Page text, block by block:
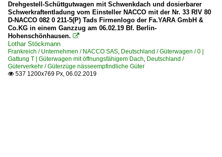
Drehgestell-Schüttgutwagen mit Schwenkdach und dosierbarer
Schwerkraftentladung vom Einsteller NACCO mit der Nr. 33 RIV 80
D-NACCO 082 0 211-5(P) Tads Firmenlogo der Fa.YARA GmbH &
Co.KG in einem Ganzzug am 06.02.19 Bf. Berlin-
Hohenschönhausen. 
Lothar Stöckmann
Frankreich / Unternehmen / NACCO SAS, Deutschland / Güterwagen / 0 |
Gattung T | Güterwagen mit öffnungsfähigem Dach, Deutschland /
Güterverkehr / Güterzüge nässeempfindliche Güter
 537 1200x769 Px, 06.02.2019